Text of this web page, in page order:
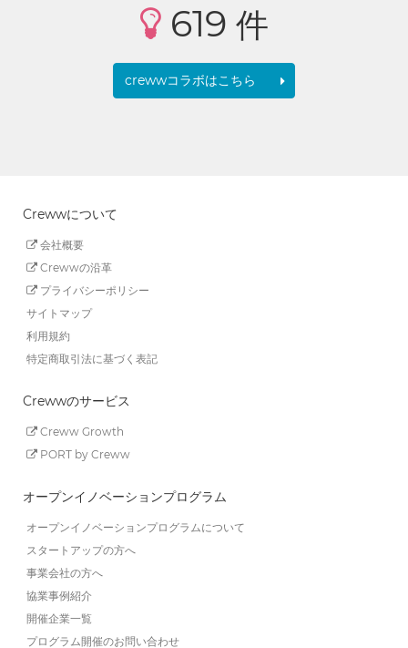
619 件
crewwコラボはこちら
Crewwについて
会社概要
Crewwの沿革
プライバシーポリシー
サイトマップ
利用規約
特定商取引法に基づく表記
Crewwのサービス
Creww Growth
PORT by Creww
オープンイノベーションプログラム
オープンイノベーションプログラムについて
スタートアップの方へ
事業会社の方へ
協業事例紹介
開催企業一覧
プログラム開催のお問い合わせ